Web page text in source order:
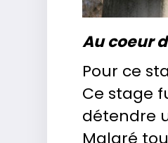
Au coeur
Pour ce
Ce stage
détendre
Malgré